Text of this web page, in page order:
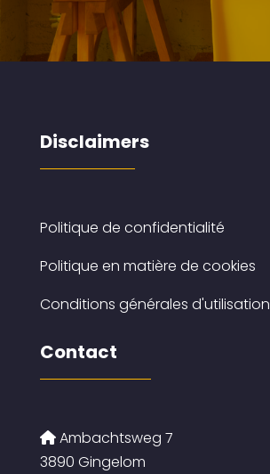
Disclaimers
Politique de confidentialité
Politique en matière de cookies
Conditions générales d'utilisation
Contact
Ambachtsweg 7
3890 Gingelom